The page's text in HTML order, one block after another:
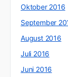
Oktober 2016
September
August 2016
Juli 2016
Juni 2016